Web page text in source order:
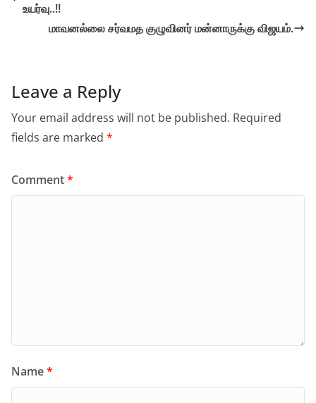
உயர்வு..!!
மாவனல்லை சர்வமத குழுவினர் மன்னாருக்கு விஜயம்.
Leave a Reply
Your email address will not be published. Required
fields are marked *
Comment*
Name*